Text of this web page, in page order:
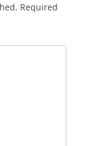
Required